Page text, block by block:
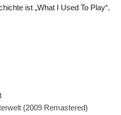
ist „What I Used To Play“.
(2009 Remastered)